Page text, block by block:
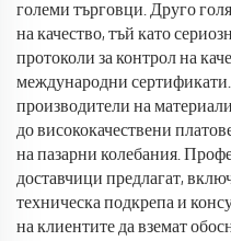
големи търговци. Друго
на качество, тъй като
протоколи за контрол на
международни
производители на
до висококачествени
на пазарни колебания.
доставчици предлагат,
техническа подкрепа и
на клиентите да вземат